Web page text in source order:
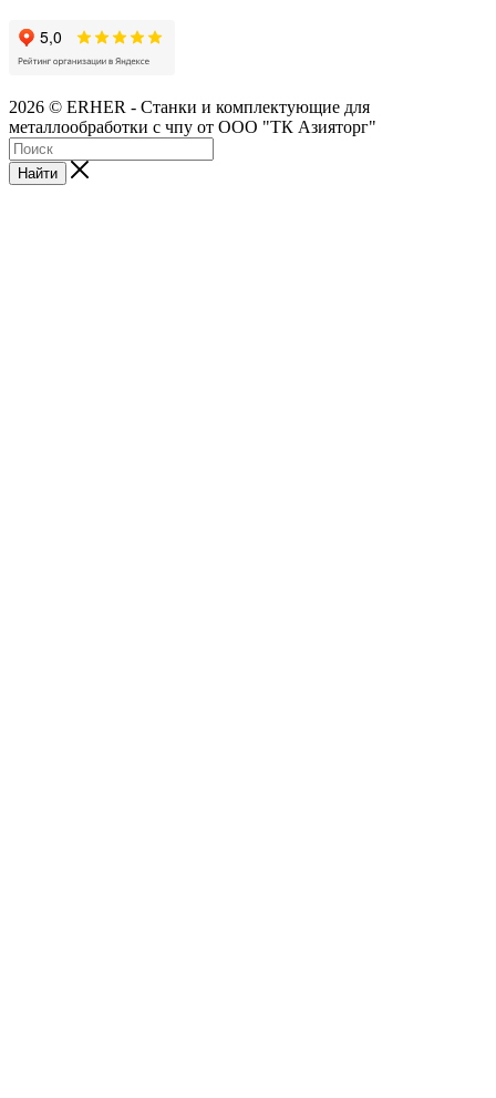
2026 © ERHER - Станки и комплектующие для
металлообработки с чпу от ООО "ТК Азияторг"
Найти